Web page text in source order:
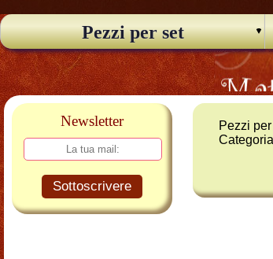
Pezzi per set
Newsletter
Sottoscrivere
Pezzi